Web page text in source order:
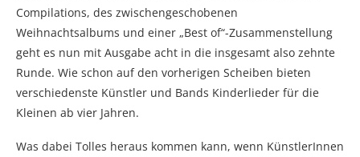
Compilations, des zwischengeschobenen
Weihnachtsalbums und einer „Best of“-Zusammenstellung
geht es nun mit Ausgabe acht in die insgesamt also zehnte
Runde. Wie schon auf den vorherigen Scheiben bieten
verschiedenste Künstler und Bands Kinderlieder für die
Kleinen ab vier Jahren.
Was dabei Tolles heraus kommen kann, wenn KünstlerInnen